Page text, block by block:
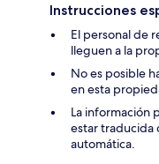
Instrucciones
El personal de
lleguen a la
No es posible
en esta
La información
estar traducida
automática.